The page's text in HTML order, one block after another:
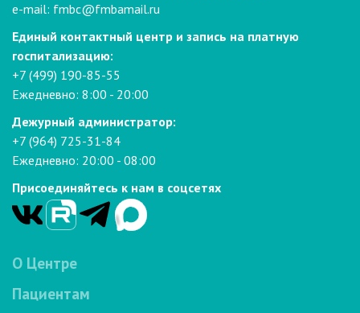
e-mail: fmbc@fmbamail.ru
Единый контактный центр и запись на платную
госпитализацию:
+7 (499) 190-85-55
Ежедневно: 8:00 - 20:00
Дежурный администратор:
+7 (964) 725-31-84
Ежедневно: 20:00 - 08:00
Присоединяйтесь к нам в соцсетях
О Центре
Пациентам